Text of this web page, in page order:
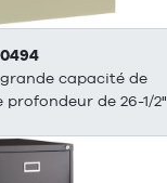
capacité de
de 26-1/2"